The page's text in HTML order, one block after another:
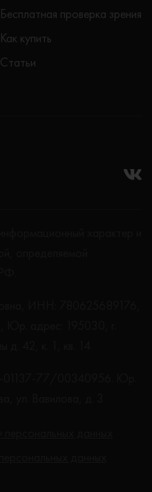
Бесплатная проверка зрения
Как купить
Статьи